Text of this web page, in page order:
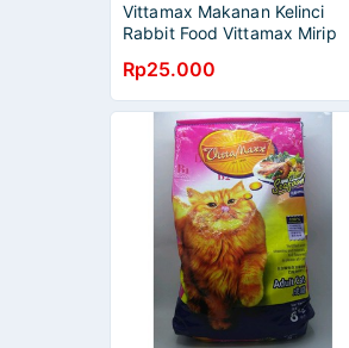
Vittamax Makanan Kelinci
Rabbit Food Vittamax Mirip
Rp25.000